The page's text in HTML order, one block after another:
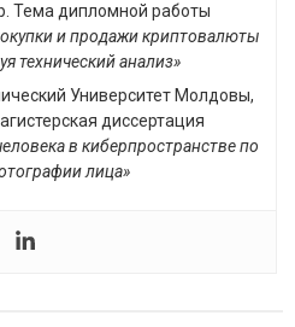
Тема дипломной работы
и продажи криптовалюты
технический анализ»
Университет Молдовы,
диссертация
в киберпространстве по
лица»